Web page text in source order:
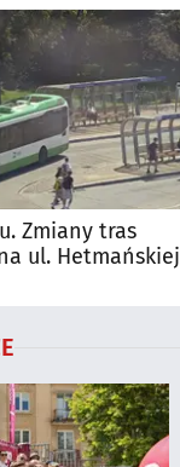
Zmiany tras
ul. Hetmańskiej